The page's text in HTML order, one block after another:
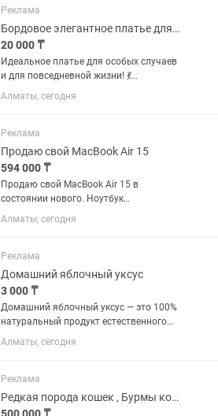
повседневный стиль. Каждая
сумочка...
Реклама
Бордовое элегантное платье для мероприятий и повседневной носки
20 000 ₸
Идеальное платье для особых случаев
и для повседневной жизни! 💃
Элегантный крой с драпировкой и
струящейся тканью подчеркивает
Премиальный атлас с легким...
Алматы, сегодня
Реклама
Продаю свой MacBook Air 15
594 000 ₸
Продаю свой MacBook Air 15 в
состоянии нового. Ноутбук
практически не использовался — в
общей сложности около 2 недель.
новый аппарат, этот лежит без...
Алматы, сегодня
Реклама
Домашний яблочный уксус
3 000 ₸
Домашний яблочный уксус — это 100%
натуральный продукт естественного
брожения. Он обладает мягким вкусом
с приятной кислинкой (3–5%) и
Идеален для заправки салатов,...
Алматы, сегодня
Реклама
Редкая порода кошек , Бурмы котята